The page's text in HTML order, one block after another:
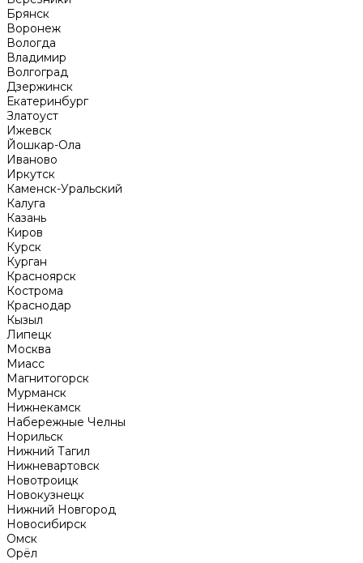
Брянск
Воронеж
Вологда
Владимир
Волгоград
Дзержинск
Екатеринбург
Златоуст
Ижевск
Йошкар-Ола
Иваново
Иркутск
Каменск-Уральский
Калуга
Казань
Киров
Курск
Курган
Красноярск
Кострома
Краснодар
Кызыл
Липецк
Москва
Миасс
Магнитогорск
Мурманск
Нижнекамск
Набережные Челны
Норильск
Нижний Тагил
Нижневартовск
Новотроицк
Новокузнецк
Нижний Новгород
Новосибирск
Омск
Орёл